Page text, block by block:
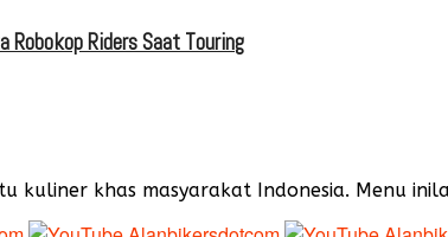
Robokop Riders Saat Touring
kuliner khas masyarakat Indonesia. Menu